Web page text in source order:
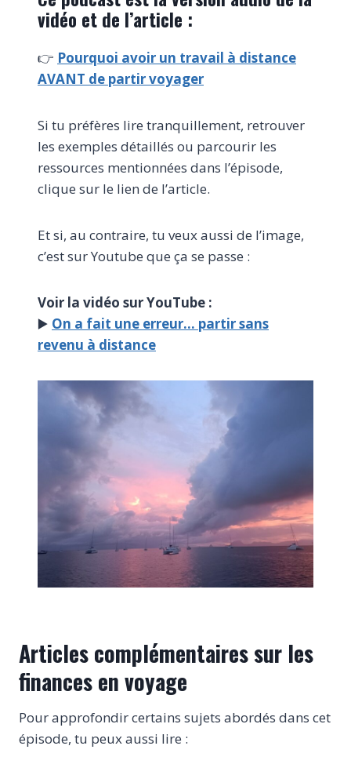
vidéo et de l’article :
👉 Pourquoi avoir un travail à distance
AVANT de partir voyager
Si tu préfères lire tranquillement, retrouver
les exemples détaillés ou parcourir les
ressources mentionnées dans l’épisode,
clique sur le lien de l’article.
Et si, au contraire, tu veux aussi de l’image,
c’est sur Youtube que ça se passe :
Voir la vidéo sur YouTube :
▶️ On a fait une erreur… partir sans
revenu à distance
Articles complémentaires sur les
finances en voyage
Pour approfondir certains sujets abordés dans cet
épisode, tu peux aussi lire :